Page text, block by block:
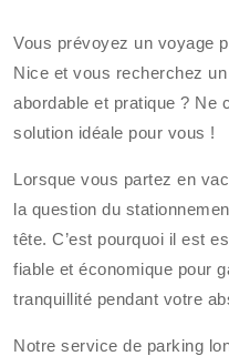
Vous prévoyez un voyage
Nice et vous recherchez
abordable et pratique ? Ne
solution idéale pour vous !
Lorsque vous partez en
la question du
tête. C’est pourquoi il est
fiable et économique pour
tranquillité pendant votre
Notre service de parking